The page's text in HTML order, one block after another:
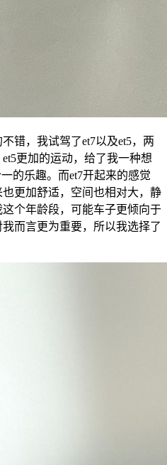
错，我试驾了et7以及et5，两
更加的运动，给了我一种想
的乐趣。而et7开起来的感觉
更加舒适，空间也相对大，静
个年龄段，可能车子更倾向于
而言更为重要，所以我选择了